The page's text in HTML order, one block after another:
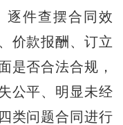
逐件查摆合同效
价款报酬、订立
是否合法合规，
公平、明显未经
类问题合同进行